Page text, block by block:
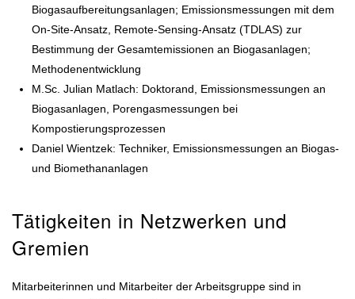
Biogasaufbereitungsanlagen; Emissionsmessungen mit dem
On-Site-Ansatz, Remote-Sensing-Ansatz (TDLAS) zur
Bestimmung der Gesamtemissionen an Biogasanlagen;
Methodenentwicklung
M.Sc. Julian Matlach: Doktorand, Emissionsmessungen an
Biogasanlagen, Porengasmessungen bei
Kompostierungsprozessen
Daniel Wientzek: Techniker, Emissionsmessungen an Biogas-
und Biomethananlagen
Tätigkeiten in Netzwerken und
Gremien
Mitarbeiterinnen und Mitarbeiter der Arbeitsgruppe sind in